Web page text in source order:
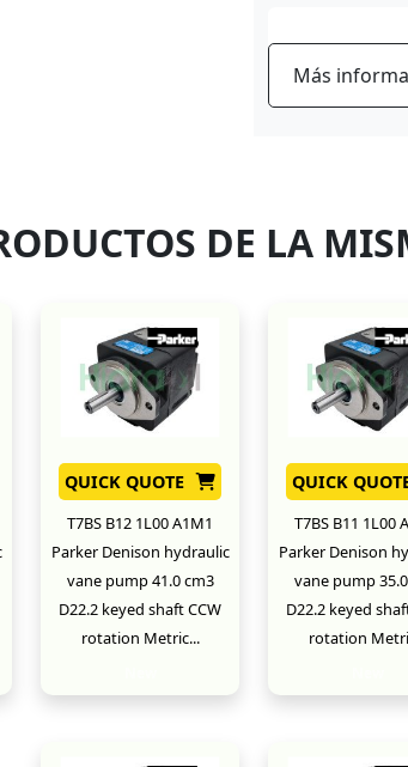
Más
DE LA
QUICK QUOTE
T7BS B12 1L00 A1M1
Parker Denison hydraulic
vane pump 41.0 cm3
D22.2 keyed shaft CCW
rotation Metric...
QUICK
T7BS B11 1L00
Parker Denison
vane pump
D22.2 keyed
rotation